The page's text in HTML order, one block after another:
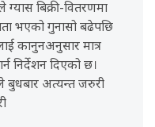
ग्यास बिक्री-वितरणमा
भएको गुनासो बढेपछि
कानुनअनुसार मात्र
निर्देशन दिएको छ।
बुधबार अत्यन्त जरुरी